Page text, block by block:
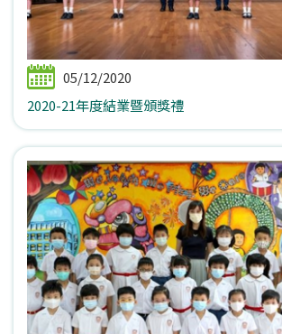
05/12/2020
2020-21年度結業暨頒獎禮